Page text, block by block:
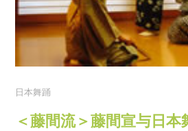
日本舞踊
＜藤間流＞藤間宣与日本